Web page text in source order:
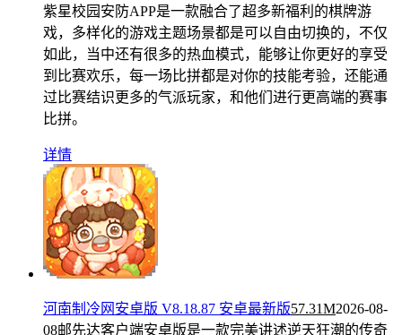
紫星校园安防APP是一款融合了超多新福利的棋牌游
戏，多样化的游戏主题场景都是可以自由切换的，不仅
如此，当中还有很多的热血模式，能够让你更好的享受
到比赛欢乐，每一场比拼都是对你的技能考验，还能通
过比赛结识更多的气派玩家，和他们进行更高端的赛事
比拼。
详情
河南制冷网安卓版 V8.18.87 安卓最新版57.31M2026-08-
08邮先达客户端安卓版是一款完美讲述逆天狂潮的传奇